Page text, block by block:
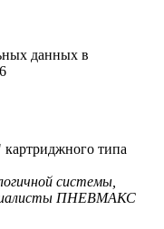
данных в
типа
системы,
ПНЕВМАКС